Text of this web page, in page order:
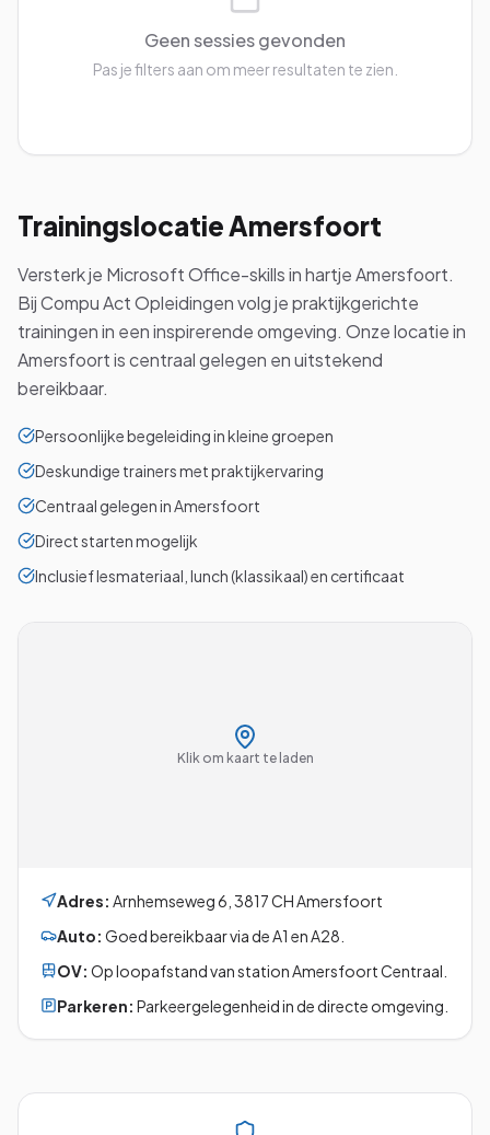
Geen sessies gevonden
Pas je filters aan om meer resultaten te zien.
TrainingslocatieAmersfoort
Versterk je Microsoft Office-skills in hartje Amersfoort.
Bij Compu Act Opleidingen volg je praktijkgerichte
trainingen in een inspirerende omgeving. Onze locatie in
Amersfoort is centraal gelegen en uitstekend
bereikbaar.
Persoonlijke begeleiding in kleine groepen
Deskundige trainers met praktijkervaring
Centraal gelegen in Amersfoort
Direct starten mogelijk
Inclusief lesmateriaal, lunch (klassikaal) en certificaat
Klik om kaart te laden
Adres: Arnhemseweg 6 3817 CHAmersfoort
Auto: Goed bereikbaar via de A1 en A28.
OV: Op loopafstand van station Amersfoort Centraal.
Parkeren: Parkeergelegenheid in de directe omgeving.